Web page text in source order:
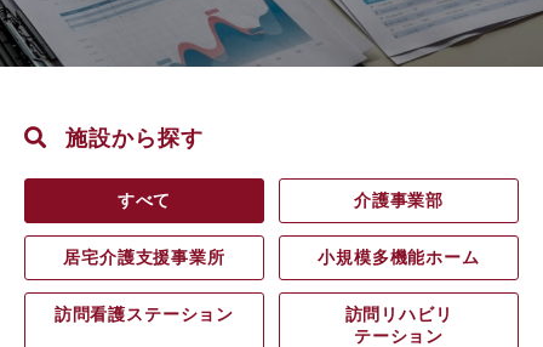
施設から探す
すべて 介護事業部
居宅介護支援事業所 小規模多機能ホーム
訪問看護ステーション
訪問リハビリ
テーション